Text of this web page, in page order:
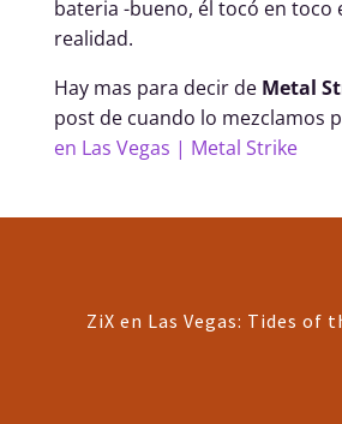
bateria -bueno, él tocó en toco
realidad.
Hay mas para decir de Metal
post de cuando lo mezclamos
en Las Vegas | Metal Strike
ZiX en Las Vegas: Tides of